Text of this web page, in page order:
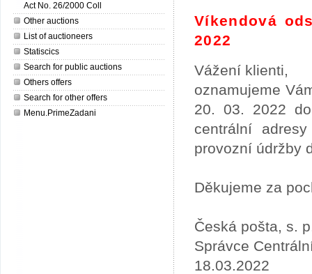
Act No. 26/2000 Coll
Other auctions
List of auctioneers
Statiscics
Search for public auctions
Others offers
Search for other offers
Menu.PrimeZadani
Víkendová
2022
Vážení klienti,
oznamujeme
20. 03. 2022
centrální
provozní údržby
Děkujeme za
Česká pošta, s.
Správce
18.03.2022